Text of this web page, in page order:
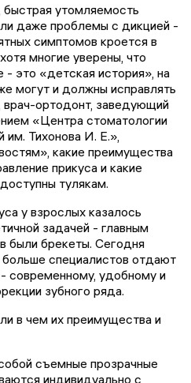
утомляемость
даже проблемы с дикцией -
симптомов кроется в
многие уверены, что
- это «детская история», на
могут и должны исправлять
ортодонт, заведующий
«Центра стоматологии
им. Тихонова И. Е.»,
какие преимущества
прикуса и какие
тулякам.
у взрослых казалось
задачей - главным
были брекеты. Сегодня
больше специалистов отдают
современному, удобному и
зубного ряда.
в чем их преимущества и
съемные прозрачные
индивидуально с